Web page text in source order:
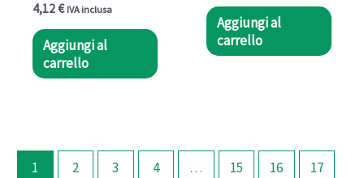
4,12€ IVA inclusa
Aggiungi al
carrello
Aggiungi al
carrello
1 2 3 4 … 15 16 17